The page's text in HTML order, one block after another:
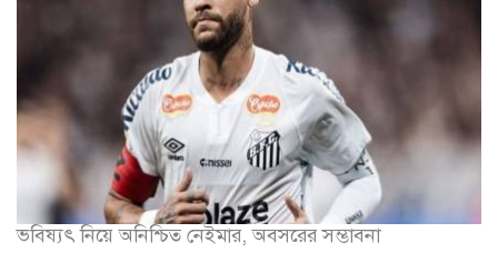
ভবিষ্যৎ নিয়ে অনিশ্চিত নেইমার, অবসরের সম্ভাবনা